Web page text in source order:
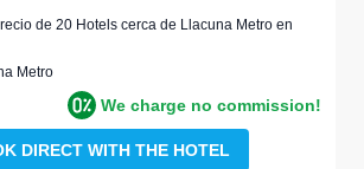
de 20 Hotels cerca de Llacuna Metro en
Metro
We charge no commission!
DIRECT WITH THE HOTEL